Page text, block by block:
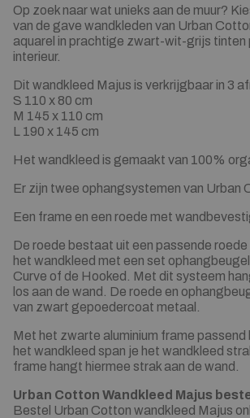
Op zoek naar wat unieks aan de muur?
van de gave wandkleden van Urban
aquarel in prachtige zwart-wit-grijs tinten
interieur.
Dit wandkleed Majus is verkrijgbaar in 3
S 110 x 80 cm
M 145 x 110 cm
L 190 x 145 cm
Het wandkleed is gemaakt van 100%
Er zijn twee ophangsystemen van Urban
Een frame en een roede met
De roede bestaat uit een passende roede
het wandkleed met een set
Curve of de Hooked. Met dit systeem
los aan de wand. De roede en
van zwart gepoedercoat metaal.
Met het zwarte aluminium frame passend
het wandkleed span je het wandkleed
frame hangt hiermee strak aan de wand.
Urban Cotton Wandkleed Majus
Bestel Urban Cotton wandkleed Majus